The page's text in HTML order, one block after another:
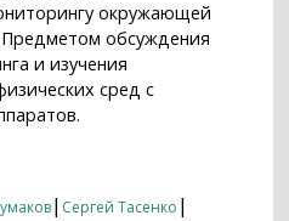
окружающей
обсуждения
и изучения
сред с
| Сергей Тасенко |